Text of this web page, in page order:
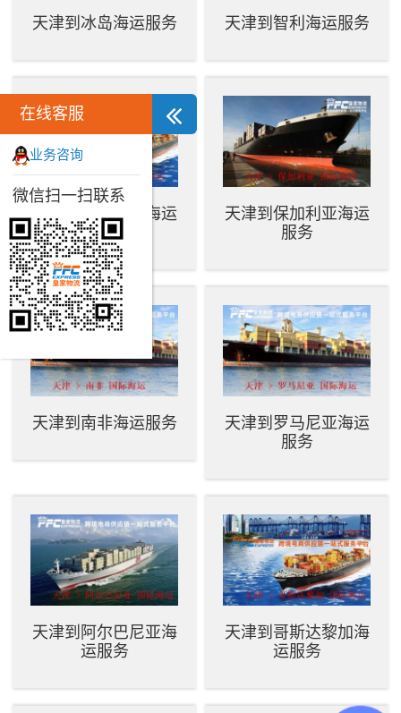
天津到冰岛海运服务 天津到智利海运服务
天津到斯洛伐克海运
服务
天津到保加利亚海运
服务
天津到南非海运服务
天津到罗马尼亚海运
服务
天津到阿尔巴尼亚海
运服务
天津到哥斯达黎加海
运服务
在线客服
业务咨询
微信扫一扫联系